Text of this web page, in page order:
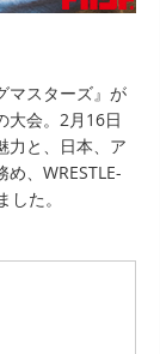
マスターズ』が
大会。2月16日
力と、日本、ア
、WRESTLE-
た。